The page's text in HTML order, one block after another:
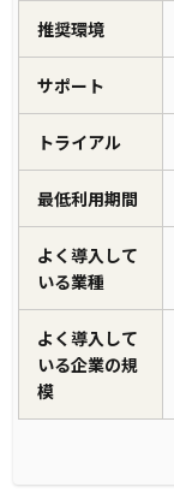
推奨環境
サポート
トライアル
最低利用期間
よく導入して
いる業種
よく導入して
いる企業の規
模